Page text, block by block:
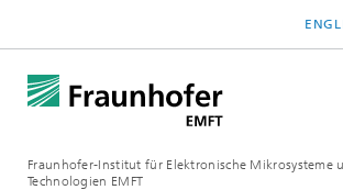
Fraunhofer-Institut für Elektronische Mikrosysteme
Technologien EMFT